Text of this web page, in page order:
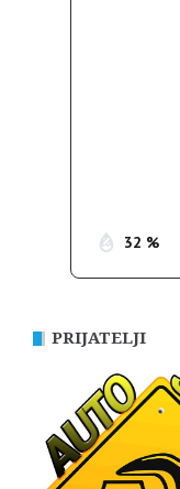
32 %
PRIJATELJI